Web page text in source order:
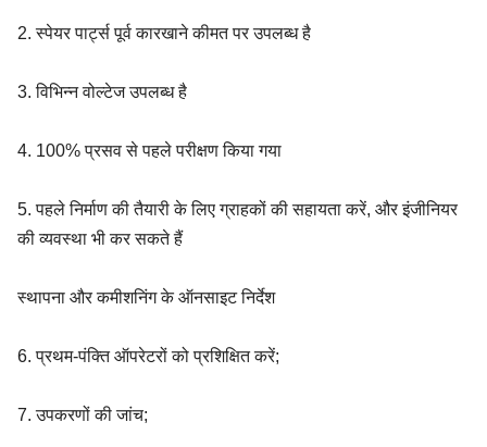
2. स्पेयर पार्ट्स पूर्व कारखाने कीमत पर उपलब्ध है
3. विभिन्न वोल्टेज उपलब्ध है
4. 100% प्रसव से पहले परीक्षण किया गया
5. पहले निर्माण की तैयारी के लिए ग्राहकों की सहायता करें, और इंजीनियर
की व्यवस्था भी कर सकते हैं
स्थापना और कमीशनिंग के ऑनसाइट निर्देश
6. प्रथम-पंक्ति ऑपरेटरों को प्रशिक्षित करें;
7. उपकरणों की जांच;